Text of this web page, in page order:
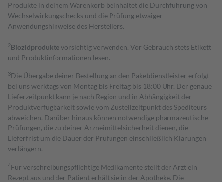
Produkte in deinem Warenkorb beinhaltet die Durchführung von
Wechselwirkungschecks und die Prüfung etwaiger
Anwendungshinweise des Herstellers.
2Biozidproduktevorsichtig verwenden. Vor Gebrauch stets Etikett
und Produktinformationen lesen.
3Die Übergabe deiner Bestellung an den Paketdienstleister erfolgt
bei uns werktags von Montag bis Freitag bis 18:00 Uhr. Der genaue
Lieferzeitpunkt kann je nach Region und in Abhängigkeit der
Produktverfügbarkeit sowie vom Zustellzeitpunkt des Spediteurs
abweichen. Darüber hinaus können notwendige pharmazeutische
Prüfungen, die zu deiner Arzneimittelsicherheit dienen, die
Lieferfrist um die Dauer der Prüfungen einschließlich Klärungen
verlängern.
4Für verschreibungspflichtige Medikamente stellt der Arzt ein
Rezept aus und der Patient erhält sie in der Apotheke. Die